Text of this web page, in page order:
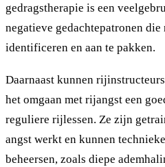
gedragstherapie is een
negatieve gedachtepatronen
identificeren en aan te pakken.
Daarnaast kunnen
het omgaan met rijangst een
reguliere rijlessen. Ze zijn
angst werkt en kunnen
beheersen, zoals diepe